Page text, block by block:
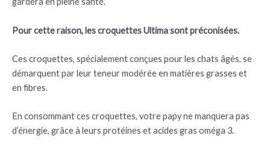
Pour cette raison, les croquettes Ultima sont préconisées.
Ces croquettes, spécialement conçues pour les chats âgés, se
démarquent par leur teneur modérée en matières grasses et
en fibres.
En consommant ces croquettes, votre papy ne manquera pas
d’énergie, grâce à leurs protéines et acides gras oméga 3.